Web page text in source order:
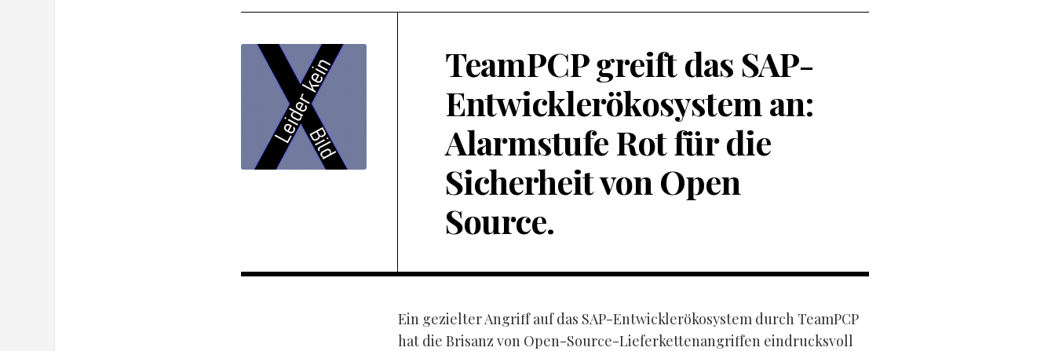
TeamPCP greift das SAP-
Entwicklerökosystem an:
Alarmstufe Rot für die
Sicherheit von Open
Source.
Ein gezielter Angriff auf das SAP-Entwicklerökosystem durch TeamPCP
hat die Brisanz von Open-Source-Lieferkettenangriffen eindrucksvoll